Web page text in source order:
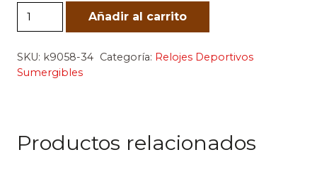
Reloj
Digital
Deportivo
Turquesa
Añadir al carrito
SKU: k9058-34 Categoría: Relojes Deportivos
Sumergibles
Productos relacionados